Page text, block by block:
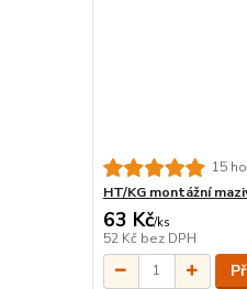
15
HT/KG montážní
63 Kč/ks
52 Kč bez DPH